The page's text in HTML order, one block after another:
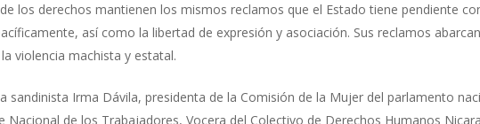
los derechos mantienen los mismos reclamos que el Estado tiene pendiente
así como la libertad de expresión y asociación. Sus reclamos
violencia machista y estatal.
sandinista Irma Dávila, presidenta de la Comisión de la Mujer del parlamento
Nacional de los Trabajadores, Vocera del Colectivo de Derechos Humanos